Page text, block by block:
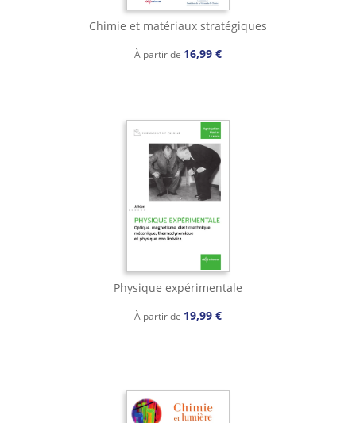
Chimie et matériaux stratégiques
À partir de 16,99 €
Physique expérimentale
À partir de 19,99 €